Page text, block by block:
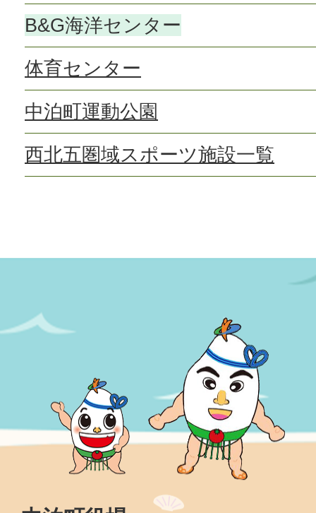
B&G海洋センター
体育センター
中泊町運動公園
西北五圏域スポーツ施設一覧